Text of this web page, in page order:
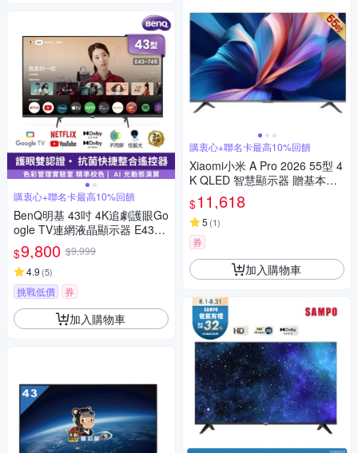
購衷心+聯名卡最高10%回饋
BenQ明基 43吋 4K追劇護眼Go
ogle TV連網液晶顯示器 E43-7
45[無安裝]
$9,800 $9,999
4.9 (5)
挑戰低價 券
加入購物車
購衷心+聯名卡最高10%回饋
Xiaomi小米 A Pro 2026 55型 4
K QLED 智慧顯示器 贈基本安
裝
$11,618
5 (1)
券
加入購物車